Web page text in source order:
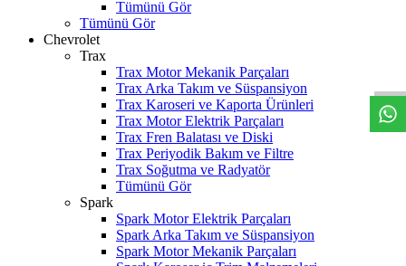
Tümünü Gör
Tümünü Gör
Chevrolet
Trax
Trax Motor Mekanik Parçaları
Trax Arka Takım ve Süspansiyon
Trax Karoseri ve Kaporta Ürünleri
Trax Motor Elektrik Parçaları
Trax Fren Balatası ve Diski
Trax Periyodik Bakım ve Filtre
Trax Soğutma ve Radyatör
Tümünü Gör
Spark
Spark Motor Elektrik Parçaları
Spark Arka Takım ve Süspansiyon
Spark Motor Mekanik Parçaları